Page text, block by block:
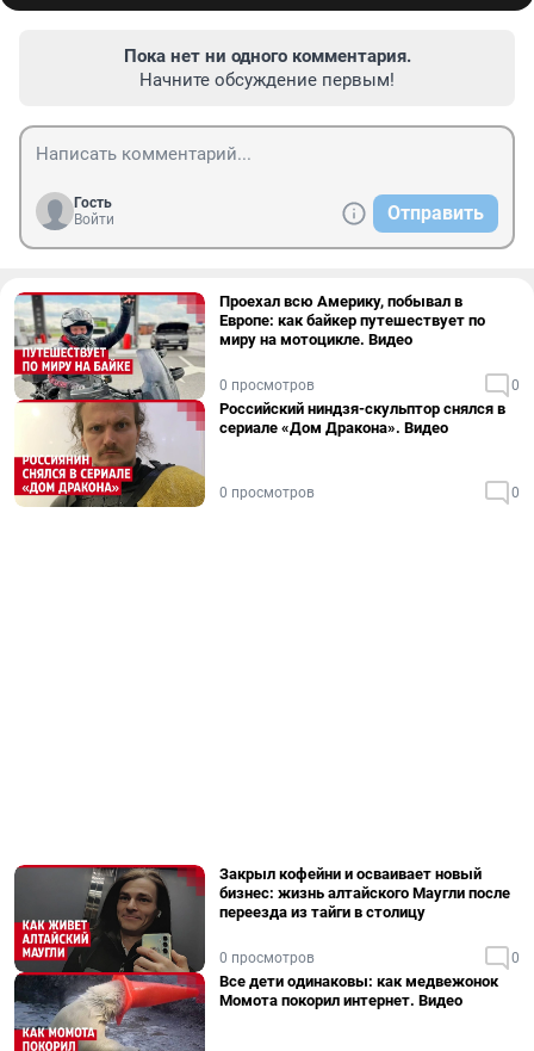
Пока нет ни одного комментария.
Начните обсуждение первым!
Гость
Войти
Отправить
Проехал всю Америку, побывал в
Европе: как байкер путешествует по
миру на мотоцикле. Видео
0 просмотров 0
Российский ниндзя-скульптор снялся в
сериале «Дом Дракона». Видео
0 просмотров 0
Закрыл кофейни и осваивает новый
бизнес: жизнь алтайского Маугли после
переезда из тайги в столицу
0 просмотров 0
Все дети одинаковы: как медвежонок
Момота покорил интернет. Видео